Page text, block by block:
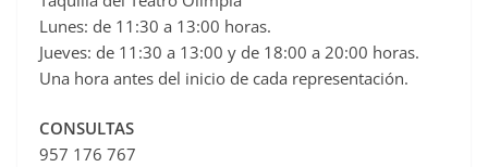
Lunes: de 11:30 a 13:00 horas.
Jueves: de 11:30 a 13:00 y de 18:00 a 20:00 horas.
Una hora antes del inicio de cada representación.
CONSULTAS
957 176 767